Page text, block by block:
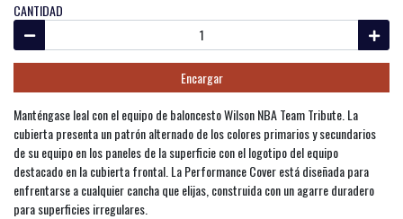
CANTIDAD
Encargar
Manténgase leal con el equipo de baloncesto Wilson NBA Team Tribute. La
cubierta presenta un patrón alternado de los colores primarios y secundarios
de su equipo en los paneles de la superficie con el logotipo del equipo
destacado en la cubierta frontal. La Performance Cover está diseñada para
enfrentarse a cualquier cancha que elijas, construida con un agarre duradero
para superficies irregulares.